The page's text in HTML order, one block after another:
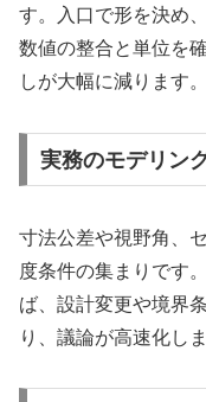
す。入口で形を決め
数値の整合と単位を
しが大幅に減ります。
実務のモデリン
寸法公差や視野角、
度条件の集まりです
ば、設計変更や境界
り、議論が高速化しま